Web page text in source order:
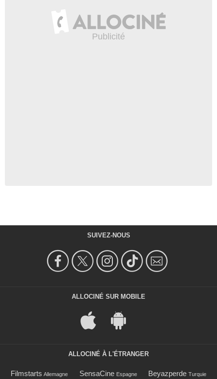
SUIVEZ-NOUS
ALLOCINÉ SUR MOBILE
ALLOCINÉ À L'ÉTRANGER
Filmstarts Allemagne SensaCine Espagne Beyazperde Turquie